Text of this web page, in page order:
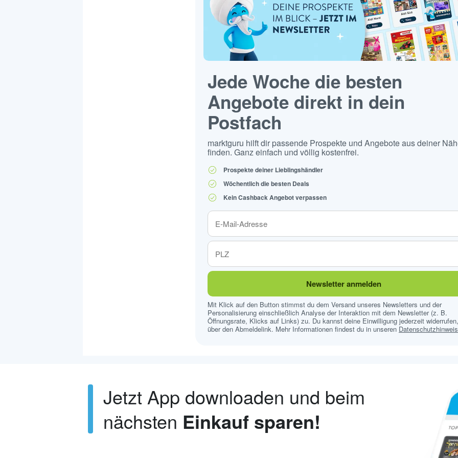
Jede Woche die besten
Angebote direkt in dein
Postfach
marktguru hilft dir passende Prospekte und Angebote aus deiner
finden. Ganz einfach und völlig kostenfrei.
Prospekte deiner Lieblingshändler
Wöchentlich die besten Deals
Kein Cashback Angebot verpassen
Newsletter anmelden
Mit Klick auf den Button stimmst du dem Versand unseres Newsletters und der
Personalisierung einschließlich Analyse der Interaktion mit dem Newsletter (z. B.
Öffnungsrate, Klicks auf Links) zu. Du kannst deine Einwilligung jederzeit
über den Abmeldelink. Mehr Informationen findest du in unseren
Jetzt App downloaden und beim
nächsten Einkauf sparen!